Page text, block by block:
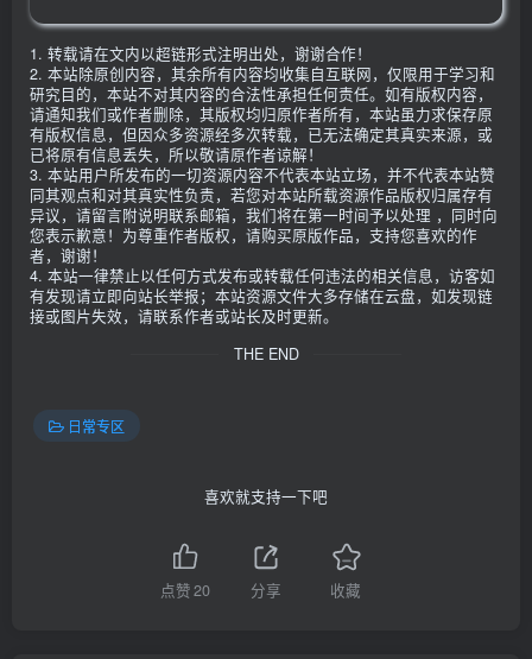
1. 转载请在文内以超链形式注明出处，谢谢合作！
2. 本站除原创内容，其余所有内容均收集自互联网，仅限用于学习和
研究目的，本站不对其内容的合法性承担任何责任。如有版权内容，
请通知我们或作者删除，其版权均归原作者所有，本站虽力求保存原
有版权信息，但因众多资源经多次转载，已无法确定其真实来源，或
已将原有信息丢失，所以敬请原作者谅解！
3. 本站用户所发布的一切资源内容不代表本站立场，并不代表本站赞
同其观点和对其真实性负责，若您对本站所载资源作品版权归属存有
异议，请留言附说明联系邮箱，我们将在第一时间予以处理 ，同时向
您表示歉意！为尊重作者版权，请购买原版作品，支持您喜欢的作
者，谢谢！
4. 本站一律禁止以任何方式发布或转载任何违法的相关信息，访客如
有发现请立即向站长举报；本站资源文件大多存储在云盘，如发现链
接或图片失效，请联系作者或站长及时更新。
THE END
日常专区
喜欢就支持一下吧
点赞20 分享 收藏